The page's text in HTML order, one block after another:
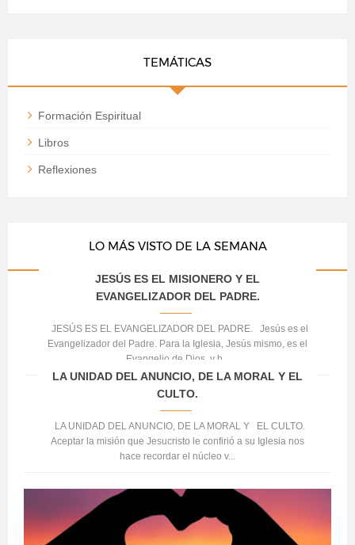
TEMÁTICAS
Formación Espiritual
Libros
Reflexiones
LO MÁS VISTO DE LA SEMANA
JESÚS ES EL MISIONERO Y EL
EVANGELIZADOR DEL PADRE.
JESÚS ES EL EVANGELIZADOR DEL PADRE. Jesús es el
Evangelizador del Padre. Para la Iglesia, Jesús mismo, es el
Evangelio de Dios, y h...
LA UNIDAD DEL ANUNCIO, DE LA MORAL Y EL
CULTO.
LA UNIDAD DEL ANUNCIO, DE LA MORAL Y EL CULTO.
Aceptar la misión que Jesucristo le confirió a su Iglesia nos
hace recordar el núcleo v...